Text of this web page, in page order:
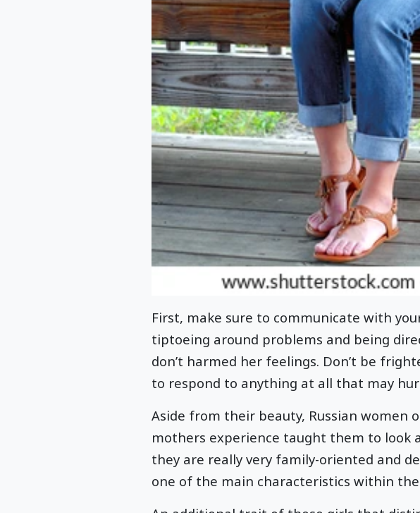
First, make sure to communicate with
tiptoeing around problems and being
don’t harmed her feelings. Don’t be
to respond to anything at all that may
Aside from their beauty, Russian women
mothers experience taught them to look
they are really very family-oriented and
one of the main characteristics within the